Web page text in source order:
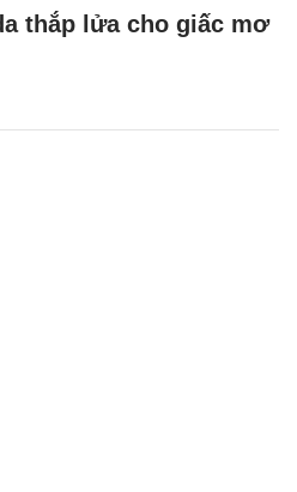
thắp lửa cho giấc mơ